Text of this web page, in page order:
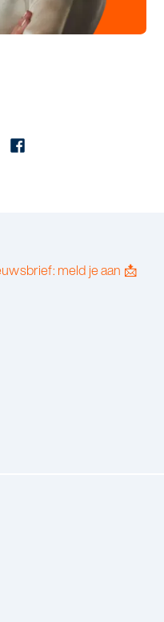
meld je aan 📩